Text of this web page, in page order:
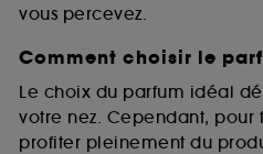
vous percevez.
Comment choisir le
Le choix du parfum idéal
votre nez. Cependant,
profiter pleinement du
A l'exception des cookies
lecture de ces traceurs
pouvez personnaliser vos
de ces cookies grâce au